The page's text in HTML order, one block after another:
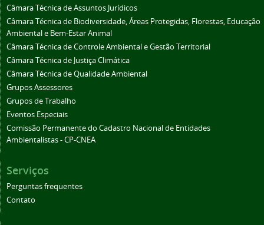
Câmara Técnica de Assuntos Jurídicos
Câmara Técnica de Biodiversidade, Áreas Protegidas, Florestas, Educação
Ambiental e Bem-Estar Animal
Câmara Técnica de Controle Ambiental e Gestão Territorial
Câmara Técnica de Justiça Climática
Câmara Técnica de Qualidade Ambiental
Grupos Assessores
Grupos de Trabalho
Eventos Especiais
Comissão Permanente do Cadastro Nacional de Entidades
Ambientalistas - CP-CNEA
Serviços
Perguntas frequentes
Contato